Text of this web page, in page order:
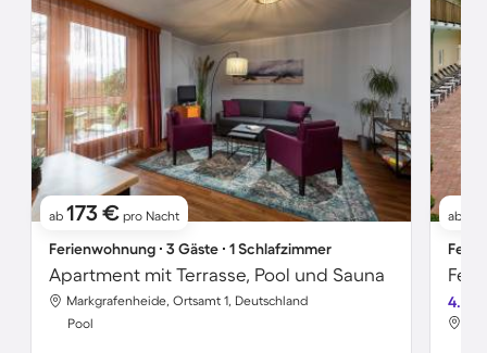
ab 173 € pro Nacht
Ferienwohnung ∙ 3 Gäste ∙ 1 Schlafzimmer
Apartment mit Terrasse, Pool und Sauna
Markgrafenheide, Ortsamt 1, Deutschland
Pool
ab
4.2